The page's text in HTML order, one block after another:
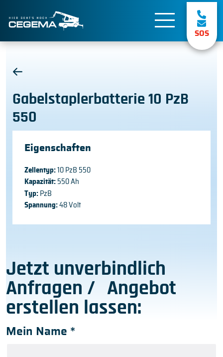
SOS
Gabelstaplerbatterie 10 PzB
550
Eigenschaften
Zellentyp: 10 PzB 550
Kapazität:550 Ah
Typ: PzB
Spannung:48 Volt
Jetzt unverbindlich
Anfragen / Angebot
erstellen lassen:
Mein Name *